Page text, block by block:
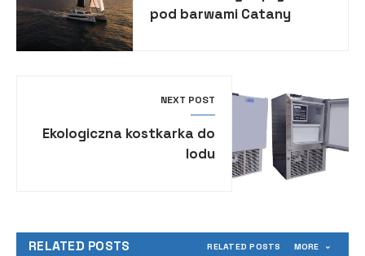
pod barwami Catany
NEXT POST
Ekologiczna kostkarka do
lodu
RELATED POSTS RELATED POSTS MORE